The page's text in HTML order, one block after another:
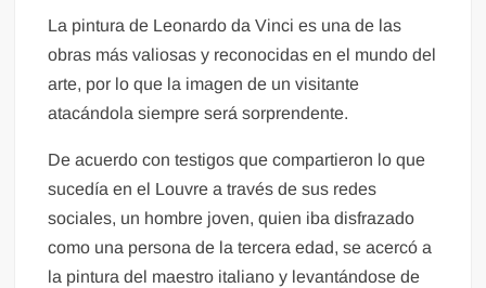
La pintura de Leonardo da Vinci es una de las
obras más valiosas y reconocidas en el mundo del
arte, por lo que la imagen de un visitante
atacándola siempre será sorprendente.
De acuerdo con testigos que compartieron lo que
sucedía en el Louvre a través de sus redes
sociales, un hombre joven, quien iba disfrazado
como una persona de la tercera edad, se acercó a
la pintura del maestro italiano y levantándose de